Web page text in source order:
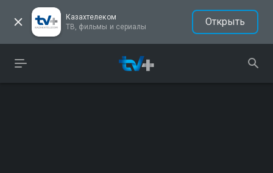
Казахтелеком
ТВ, фильмы и сериалы
Открыть